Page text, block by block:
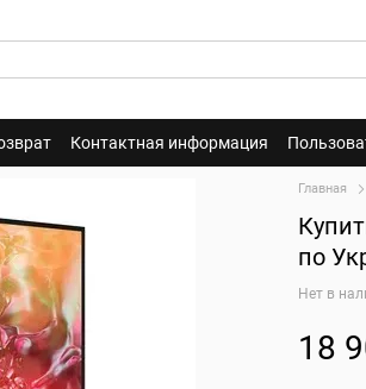
Контактная информация
Главная
по
Нет в
18